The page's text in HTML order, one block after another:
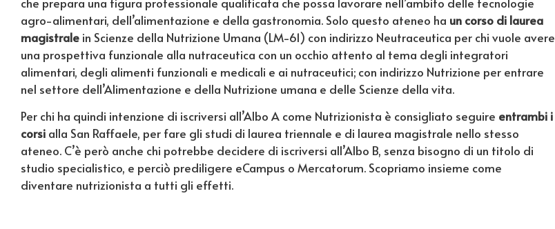
agro-alimentari, dell’alimentazione e della gastronomia. Solo questo ateneo ha un corso di laurea
magistrale in Scienze della Nutrizione Umana (LM-61) con indirizzo Neutraceutica per chi vuole avere
una prospettiva funzionale alla nutraceutica con un occhio attento al tema degli integratori
alimentari, degli alimenti funzionali e medicali e ai nutraceutici; con indirizzo Nutrizione per entrare
nel settore dell’Alimentazione e della Nutrizione umana e delle Scienze della vita.
Per chi ha quindi intenzione di iscriversi all’Albo A come Nutrizionista è consigliato seguire entrambi i
corsi alla San Raffaele, per fare gli studi di laurea triennale e di laurea magistrale nello stesso
ateneo. C’è però anche chi potrebbe decidere di iscriversi all’Albo B, senza bisogno di un titolo di
studio specialistico, e perciò prediligere eCampus o Mercatorum. Scopriamo insieme come
diventare nutrizionista a tutti gli effetti.